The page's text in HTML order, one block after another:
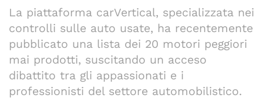
La piattaforma carVertical, specializzata nei
controlli sulle auto usate, ha recentemente
pubblicato una lista dei 20 motori peggiori
mai prodotti, suscitando un acceso
dibattito tra gli appassionati e i
professionisti del settore automobilistico.